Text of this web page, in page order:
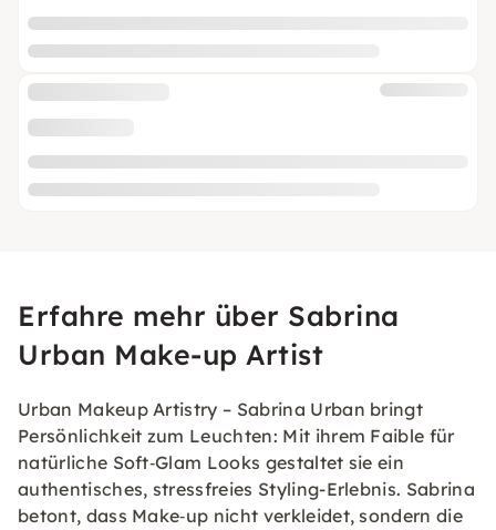
Erfahre mehr über Sabrina
Urban Make-up Artist
Urban Makeup Artistry – Sabrina Urban bringt
Persönlichkeit zum Leuchten: Mit ihrem Faible für
natürliche Soft‑Glam Looks gestaltet sie ein
authentisches, stressfreies Styling-Erlebnis. Sabrina
betont, dass Make‑up nicht verkleidet, sondern die